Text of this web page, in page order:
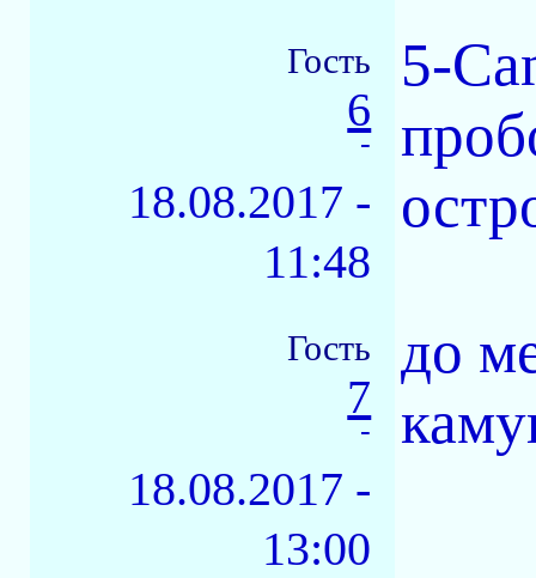
Гость
6
-
18.08.2017 -
11:48
5-
Гость
7
-
18.08.2017 -
13:00
до